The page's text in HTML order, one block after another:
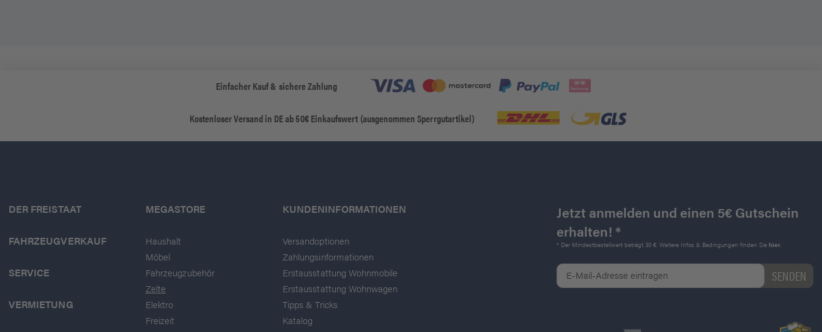
Einfacher Kauf & sichere Zahlung
Kostenloser Versand in DE ab 50€ Einkaufswert (ausgenommen Sperrgutartikel)
DER FREISTAAT
FAHRZEUGVERKAUF
SERVICE
VERMIETUNG
MEGASTORE
Haushalt
Möbel
Fahrzeugzubehör
Zelte
Elektro
Freizeit
KUNDENINFORMATIONEN
Versandoptionen
Zahlungsinformationen
Erstausstattung Wohnmobile
Erstausstattung Wohnwagen
Tipps & Tricks
Katalog
Jetzt anmelden und einen 5€ Gutschein
erhalten! *
* Der Mindestbestellwert beträgt 30 €. Weitere Infos & Bedingungen finden Sie hier.